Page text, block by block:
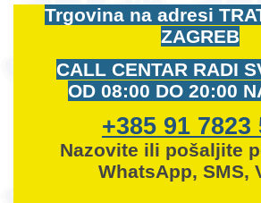
Trgovina na adresi
ZAGREB
CALL CENTAR RADI
OD 08:00 DO 20:00
+385 91 7823
Nazovite ili pošaljite
WhatsApp, SMS,